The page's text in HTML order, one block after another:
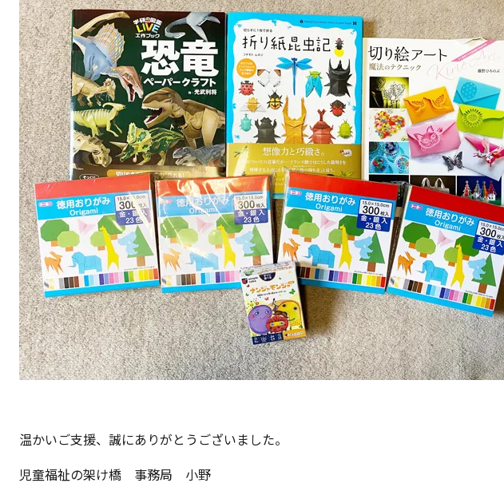
温かいご支援、誠にありがとうございました。
児童福祉の架け橋 事務局 小野